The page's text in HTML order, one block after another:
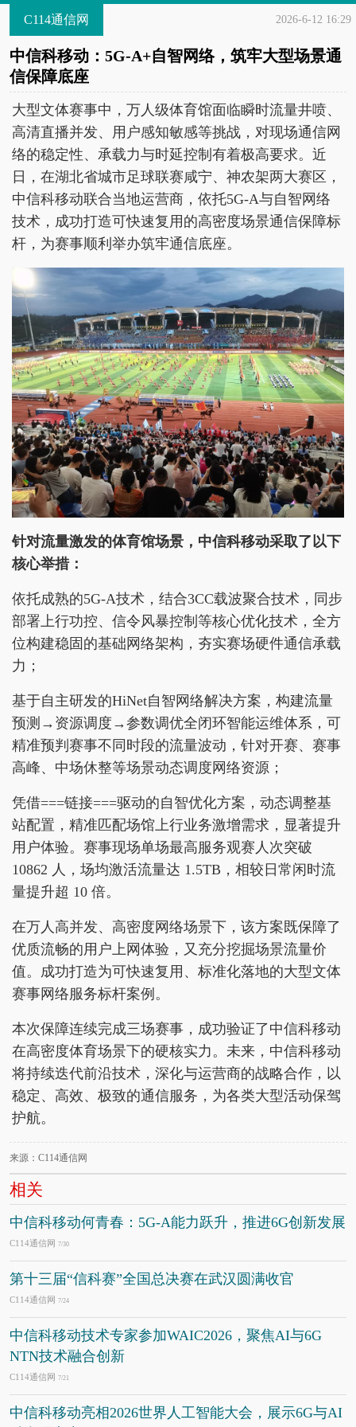
C114通信网 2026-6-12 16:29
中信科移动：5G-A+自智网络，筑牢大型场景通
信保障底座
大型文体赛事中，万人级体育馆面临瞬时流量井喷、
高清直播并发、用户感知敏感等挑战，对现场通信网
络的稳定性、承载力与时延控制有着极高要求。近
日，在湖北省城市足球联赛咸宁、神农架两大赛区，
中信科移动联合当地运营商，依托5G-A与自智网络
技术，成功打造可快速复用的高密度场景通信保障标
杆，为赛事顺利举办筑牢通信底座。
针对流量激发的体育馆场景，中信科移动采取了以下
核心举措：
依托成熟的5G-A技术，结合3CC载波聚合技术，同步
部署上行功控、信令风暴控制等核心优化技术，全方
位构建稳固的基础网络架构，夯实赛场硬件通信承载
力；
基于自主研发的HiNet自智网络解决方案，构建流量
预测→资源调度→参数调优全闭环智能运维体系，可
精准预判赛事不同时段的流量波动，针对开赛、赛事
高峰、中场休整等场景动态调度网络资源；
凭借===链接===驱动的自智优化方案，动态调整基
站配置，精准匹配场馆上行业务激增需求，显著提升
用户体验。赛事现场单场最高服务观赛人次突破
10862 人，场均激活流量达 1.5TB，相较日常闲时流
量提升超 10 倍。
在万人高并发、高密度网络场景下，该方案既保障了
优质流畅的用户上网体验，又充分挖掘场景流量价
值。成功打造为可快速复用、标准化落地的大型文体
赛事网络服务标杆案例。
本次保障连续完成三场赛事，成功验证了中信科移动
在高密度体育场景下的硬核实力。未来，中信科移动
将持续迭代前沿技术，深化与运营商的战略合作，以
稳定、高效、极致的通信服务，为各类大型活动保驾
护航。
来源：C114通信网
相关
中信科移动何青春：5G-A能力跃升，推进6G创新发展
C114通信网 7/30
第十三届“信科赛”全国总决赛在武汉圆满收官
C114通信网 7/24
中信科移动技术专家参加WAIC2026，聚焦AI与6G
NTN技术融合创新
C114通信网 7/21
中信科移动亮相2026世界人工智能大会，展示6G与AI